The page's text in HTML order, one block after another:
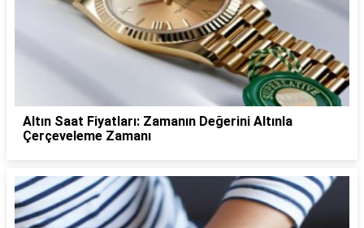
Altın Saat Fiyatları: Zamanın Değerini Altınla
Çerçeveleme Zamanı